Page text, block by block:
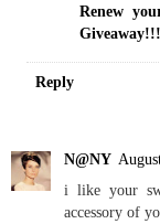
Renew
Giveaway!!!
Reply
N@NY
i like your
accessory of